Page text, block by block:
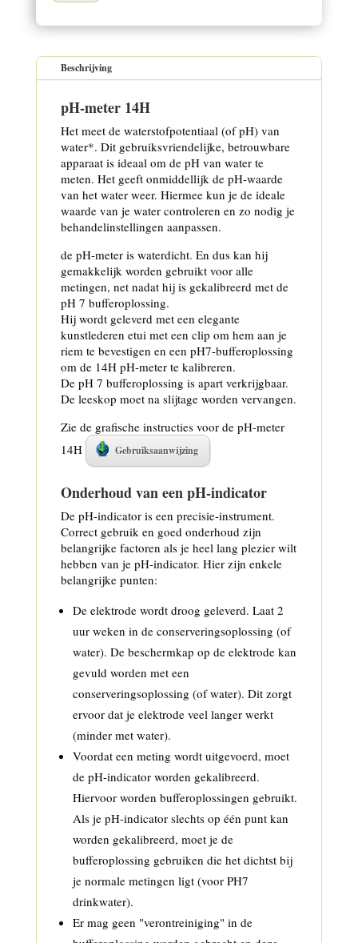
Beschrijving
pH-meter 14H
Het meet de waterstofpotentiaal (of pH) van
water*. Dit gebruiksvriendelijke, betrouwbare
apparaat is ideaal om de pH van water te
meten. Het geeft onmiddellijk de pH-waarde
van het water weer. Hiermee kun je de ideale
waarde van je water controleren en zo nodig je
behandelinstellingen aanpassen.
de pH-meter is waterdicht. En dus kan hij
gemakkelijk worden gebruikt voor alle
metingen, net nadat hij is gekalibreerd met de
pH 7 bufferoplossing.
Hij wordt geleverd met een elegante
kunstlederen etui met een clip om hem aan je
riem te bevestigen en een pH7-bufferoplossing
om de 14H pH-meter te kalibreren.
De pH 7 bufferoplossing is apart verkrijgbaar.
De leeskop moet na slijtage worden vervangen.
Zie de grafische instructies voor de pH-meter
14H
Gebruiksaanwijzing
Onderhoud van een pH-indicator
De pH-indicator is een precisie-instrument.
Correct gebruik en goed onderhoud zijn
belangrijke factoren als je heel lang plezier wilt
hebben van je pH-indicator. Hier zijn enkele
belangrijke punten:
De elektrode wordt droog geleverd. Laat 2
uur weken in de conserveringsoplossing (of
water). De beschermkap op de elektrode kan
gevuld worden met een
conserveringsoplossing (of water). Dit zorgt
ervoor dat je elektrode veel langer werkt
(minder met water).
Voordat een meting wordt uitgevoerd, moet
de pH-indicator worden gekalibreerd.
Hiervoor worden bufferoplossingen gebruikt.
Als je pH-indicator slechts op één punt kan
worden gekalibreerd, moet je de
bufferoplossing gebruiken die het dichtst bij
je normale metingen ligt (voor PH7
drinkwater).
Er mag geen "verontreiniging" in de